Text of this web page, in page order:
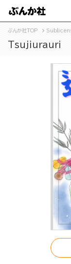
ぶんか社TOP
Tsujiurauri